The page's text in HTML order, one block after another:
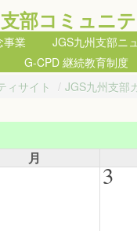
部コミュニ
事業 JGS九州支部ニ
G-CPD 継続教育制度
ィサイト
/ JGS九州支部
月
3